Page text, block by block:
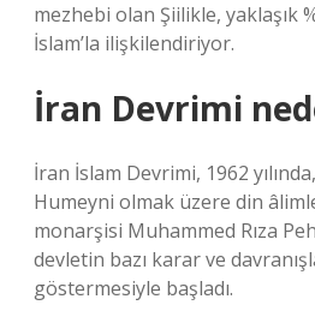
mezhebi olan Şiilikle, yaklaşık
İslam’la ilişkilendiriyor.
İran Devrimi
İran İslam Devrimi, 1962
Humeyni olmak üzere din
monarşisi Muhammed Rıza
devletin bazı karar ve
göstermesiyle başladı.